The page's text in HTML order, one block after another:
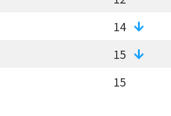
14
15
15